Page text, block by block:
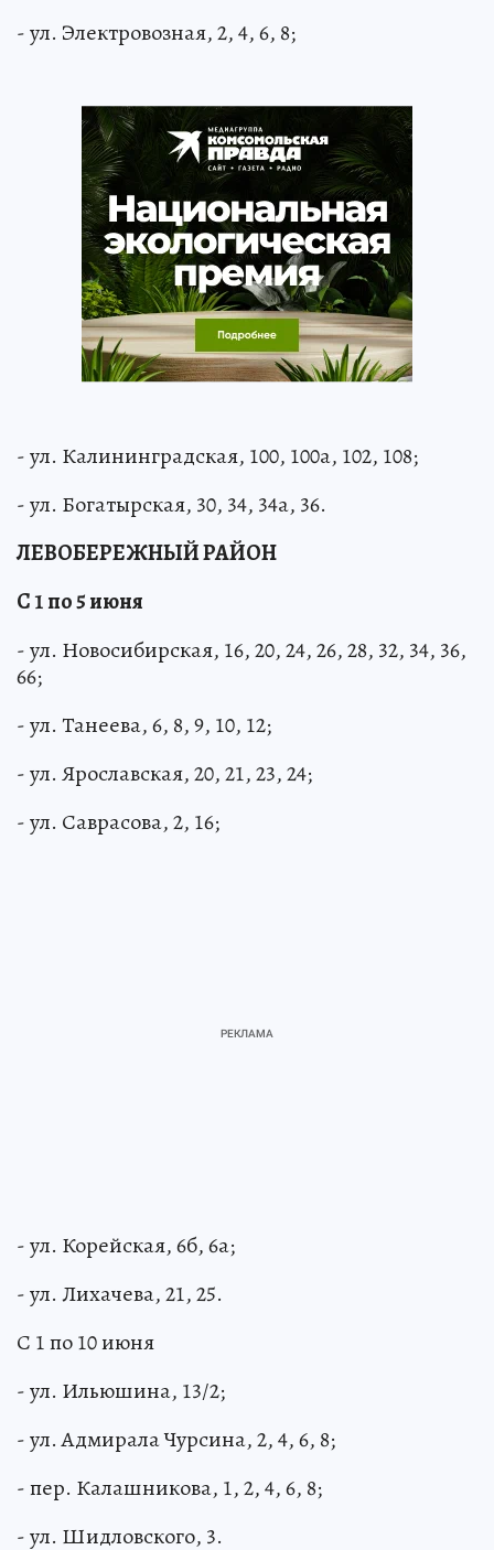
- ул. Электровозная, 2, 4, 6, 8;
- ул. Калининградская, 100, 100а, 102, 108;
- ул. Богатырская, 30, 34, 34а, 36.
ЛЕВОБЕРЕЖНЫЙ РАЙОН
С 1 по 5 июня
- ул. Новосибирская, 16, 20, 24, 26, 28, 32, 34, 36,
66;
- ул. Танеева, 6, 8, 9, 10, 12;
- ул. Ярославская, 20, 21, 23, 24;
- ул. Саврасова, 2, 16;
- ул. Корейская, 6б, 6а;
- ул. Лихачева, 21, 25.
С 1 по 10 июня
- ул. Ильюшина, 13/2;
- ул. Адмирала Чурсина, 2, 4, 6, 8;
- пер. Калашникова, 1, 2, 4, 6, 8;
- ул. Шидловского, 3.